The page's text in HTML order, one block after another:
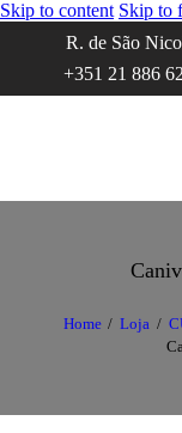
Skip to content Skip to
R. de São
+351 21 886
Home Loja